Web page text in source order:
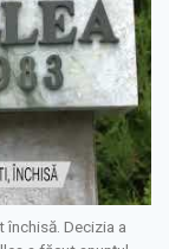
închisă. Decizia a